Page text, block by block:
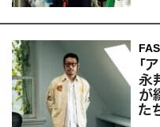
「
永
が
た